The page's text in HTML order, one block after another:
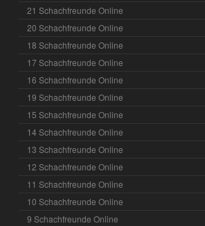
21 Schachfreunde Online
20 Schachfreunde Online
18 Schachfreunde Online
17 Schachfreunde Online
16 Schachfreunde Online
19 Schachfreunde Online
15 Schachfreunde Online
14 Schachfreunde Online
13 Schachfreunde Online
12 Schachfreunde Online
11 Schachfreunde Online
10 Schachfreunde Online
9 Schachfreunde Online